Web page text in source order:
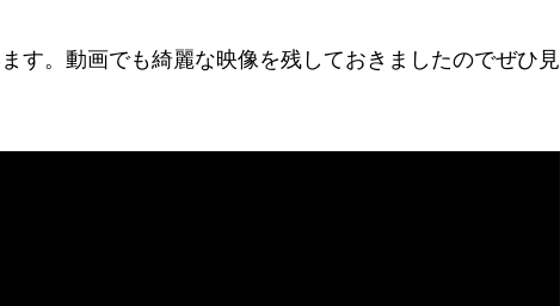
す。動画でも綺麗な映像を残しておきましたのでぜひ見